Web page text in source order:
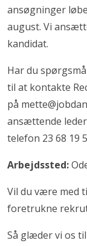
ansøgninger
august. Vi
kandidat.
Har du
til at kontakte
på
ansættende
telefon 23 68 19
Arbejdssted:
Vil du være med
foretrukne
Så glæder vi os